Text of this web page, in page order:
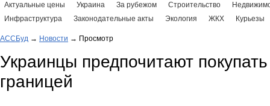
Актуальные цены
Украина За рубежом Строительство
Инфраструктура
Законодательные акты Экология ЖКХ Курьезы
АССБуд → Новости → Просмотр
Украинцы предпочитают
границей